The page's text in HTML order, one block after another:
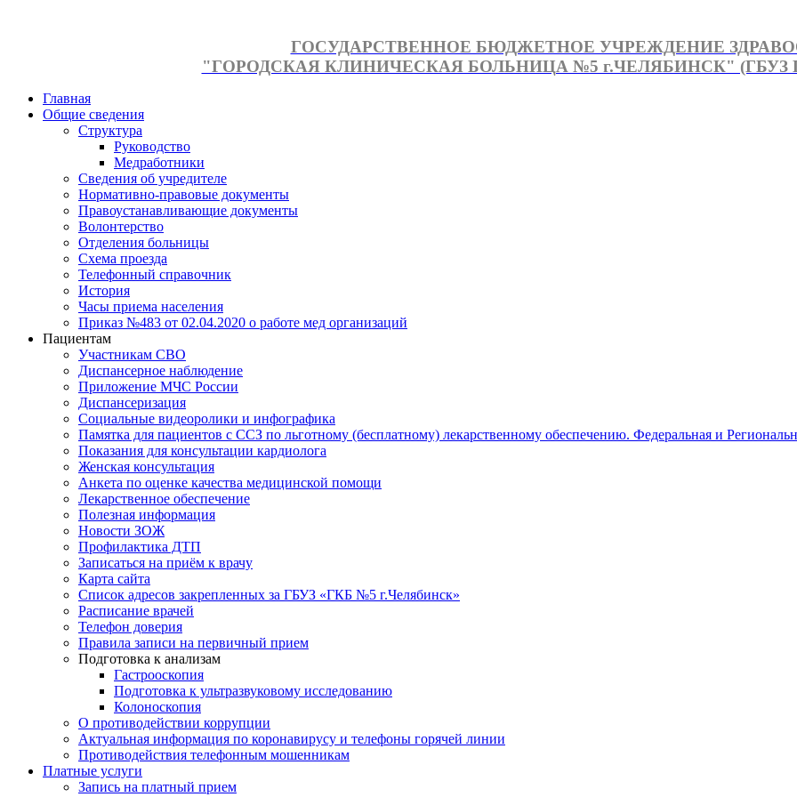
ГОСУДАРСТВЕННОЕ БЮДЖЕТНОЕ УЧРЕЖДЕНИЕ
"ГОРОДСКАЯ КЛИНИЧЕСКАЯ БОЛЬНИЦА №5 г.ЧЕЛЯБИНСК" (ГБУЗ
Главная
Общие сведения
Структура
Руководство
Медработники
Сведения об учредителе
Нормативно-правовые документы
Правоустанавливающие документы
Волонтерство
Отделения больницы
Схема проезда
Телефонный справочник
История
Часы приема населения
Приказ №483 от 02.04.2020 о работе мед организаций
Пациентам
Участникам СВО
Диспансерное наблюдение
Приложение МЧС России
Диспансеризация
Социальные видеоролики и инфографика
Памятка для пациентов с ССЗ по льготному (бесплатному) лекарственному обеспечению. Федеральная и
Показания для консультации кардиолога
Женская консультация
Анкета по оценке качества медицинской помощи
Лекарственное обеспечение
Полезная информация
Новости ЗОЖ
Профилактика ДТП
Записаться на приём к врачу
Карта сайта
Список адресов закрепленных за ГБУЗ «ГКБ №5 г.Челябинск»
Расписание врачей
Телефон доверия
Правила записи на первичный прием
Подготовка к анализам
Гастрооскопия
Подготовка к ультразвуковому исследованию
Колоноскопия
О противодействии коррупции
Актуальная информация по коронавирусу и телефоны горячей линии
Противодействия телефонным мошенникам
Платные услуги
Запись на платный прием